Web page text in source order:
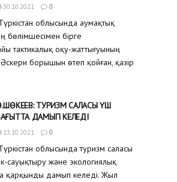
30.10.2021 0
облысында аумақтық
бөлімшесімен бірге
тактикалық оқу-жаттығуының
Әскери борышын өтеп қойған, қазір
ТУРИЗМ САЛАСЫ ҮШ
ДАМЫП КЕЛЕДІ
13.10.2021 0
облысында туризм саласы
сауықтыру және экологиялық
қарқынды дамып келеді. Жыл